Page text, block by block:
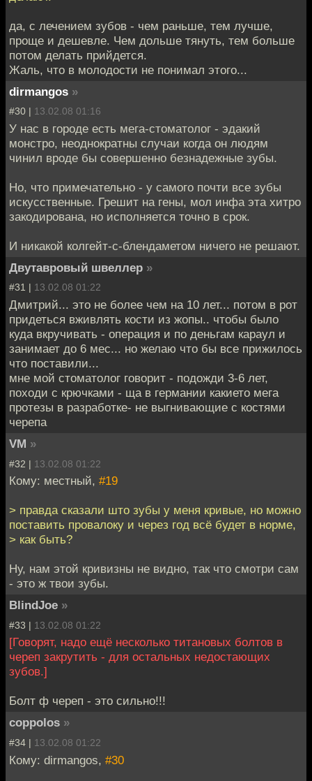
да, с лечением зубов - чем раньше, тем лучше,
проще и дешевле. Чем дольше тянуть, тем больше
потом делать прийдется.
Жаль, что в молодости не понимал этого...
dirmangos »
#30 | 13.02.08 01:16
У нас в городе есть мега-стоматолог - эдакий
монстро, неоднократны случаи когда он людям
чинил вроде бы совершенно безнадежные зубы.
Но, что примечательно - у самого почти все зубы
искусственные. Грешит на гены, мол инфа эта хитро
закодирована, но исполняется точно в срок.
И никакой колгейт-с-блендаметом ничего не решают.
Двутавровый швеллер »
#31 | 13.02.08 01:22
Дмитрий... это не более чем на 10 лет... потом в рот
придеться вживлять кости из жопы.. чтобы было
куда вкручивать - операция и по деньгам караул и
занимает до 6 мес... но желаю что бы все прижилось
что поставили...
мне мой стоматолог говорит - подожди 3-6 лет,
походи с крючками - ща в германии какието мега
протезы в разработке- не выгнивающие с костями
черепа
VM »
#32 | 13.02.08 01:22
Кому: местный, #19
> правда сказали што зубы у меня кривые, но можно
поставить провалоку и через год всё будет в норме,
> как быть?
Ну, нам этой кривизны не видно, так что смотри сам
- это ж твои зубы.
BlindJoe »
#33 | 13.02.08 01:22
[Говорят, надо ещё несколько титановых болтов в
череп закрутить - для остальных недостающих
зубов.]
Болт ф череп - это сильно!!!
coppolos »
#34 | 13.02.08 01:22
Кому: dirmangos, #30